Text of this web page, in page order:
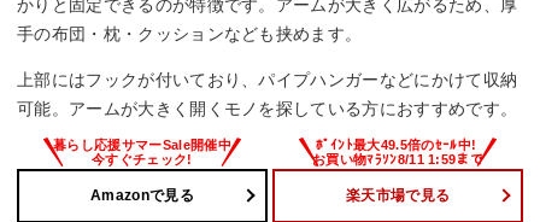
かりと固定できるのが特徴です。アームが大きく広がるため、厚
手の布団・枕・クッションなども挟めます。
上部にはフックが付いており、パイプハンガーなどにかけて収納
可能。アームが大きく開くモノを探している方におすすめです。
Amazonで見る 楽天市場で見る